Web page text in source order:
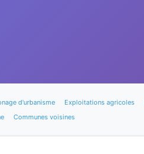
d'urbanisme Exploitations agricoles
Communes voisines